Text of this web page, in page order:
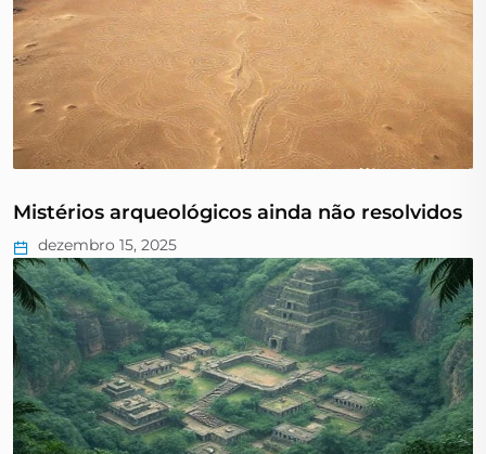
Mistérios arqueológicos ainda não resolvidos
dezembro 15, 2025